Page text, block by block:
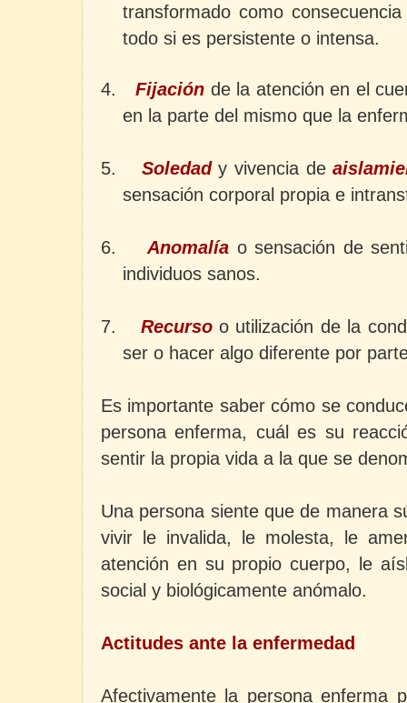
transformado como
todo si es persistente o intensa.
4. Fijación de la atención en el
en la parte del mismo que la
5. Soledad y vivencia de
sensación corporal propia e
6. Anomalía o sensación de
individuos sanos.
7. Recurso o utilización de la
ser o hacer algo diferente por
Es importante saber cómo se
persona enferma, cuál es su
sentir la propia vida a la que se
Una persona siente que de manera
vivir le invalida, le molesta, le
atención en su propio cuerpo, le
social y biológicamente anómalo.
Actitudes ante la enfermedad
Afectivamente la persona enferma